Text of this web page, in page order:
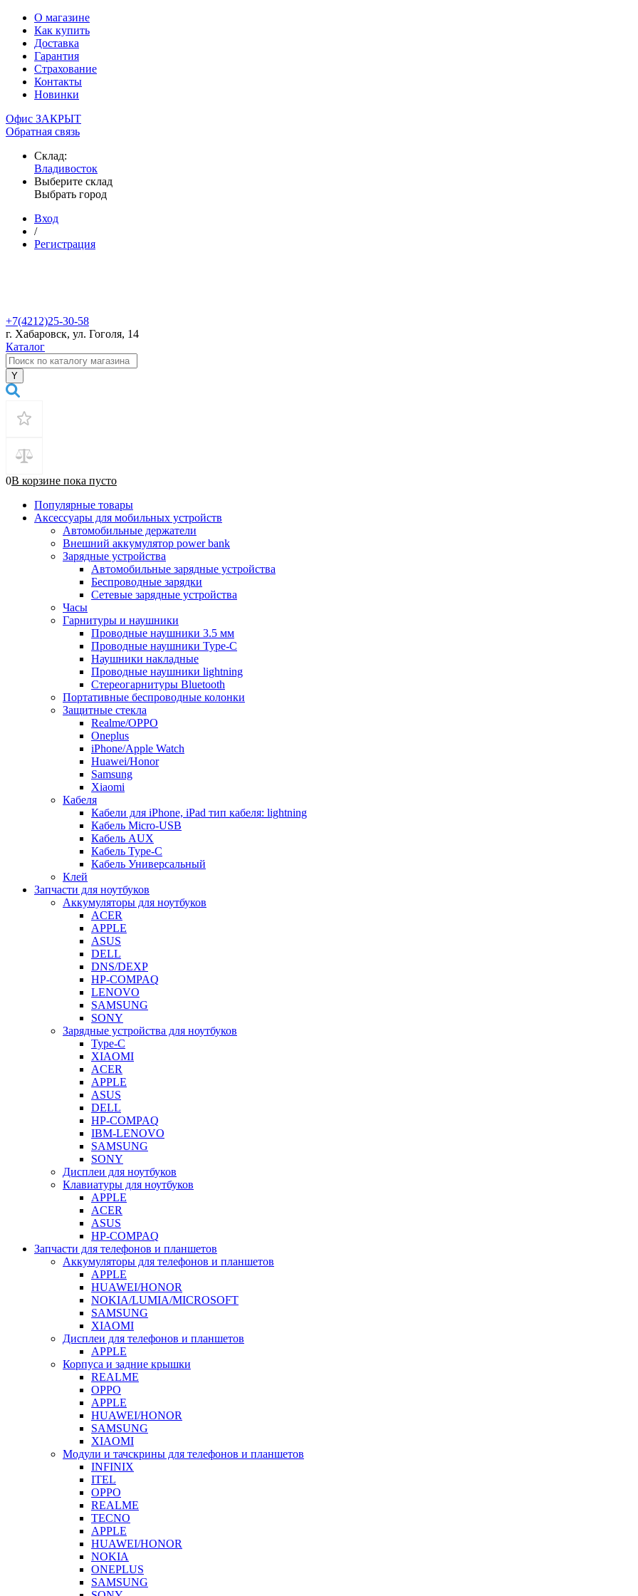
О магазине
Как купить
Доставка
Гарантия
Страхование
Контакты
Новинки
Офис ЗАКРЫТ
Обратная связь
Склад:
Владивосток
Выберите склад
Выбрать город
Вход
/
Регистрация
+7(4212)25-30-58
г. Хабаровск, ул. Гоголя, 14
Каталог
0В корзине пока пусто
Популярные товары
Аксессуары для мобильных устройств
Автомобильные держатели
Внешний аккумулятор power bank
Зарядные устройства
Автомобильные зарядные устройства
Беспроводные зарядки
Сетевые зарядные устройства
Часы
Гарнитуры и наушники
Проводные наушники 3.5 мм
Проводные наушники Type-C
Наушники накладные
Проводные наушники lightning
Стереогарнитуры Bluetooth
Портативные беспроводные колонки
Защитные стекла
Realme/OPPO
Oneplus
iPhone/Apple Watch
Huawei/Honor
Samsung
Xiaomi
Кабеля
Кабели для iPhone, iPad тип кабеля: lightning
Кабель Micro-USB
Кабель AUX
Кабель Type-C
Кабель Универсальный
Клей
Запчасти для ноутбуков
Аккумуляторы для ноутбуков
ACER
APPLE
ASUS
DELL
DNS/DEXP
HP-COMPAQ
LENOVO
SAMSUNG
SONY
Зарядные устройства для ноутбуков
Type-C
XIAOMI
ACER
APPLE
ASUS
DELL
HP-COMPAQ
IBM-LENOVO
SAMSUNG
SONY
Дисплеи для ноутбуков
Клавиатуры для ноутбуков
APPLE
ACER
ASUS
HP-COMPAQ
Запчасти для телефонов и планшетов
Аккумуляторы для телефонов и планшетов
APPLE
HUAWEI/HONOR
NOKIA/LUMIA/MICROSOFT
SAMSUNG
XIAOMI
Дисплеи для телефонов и планшетов
APPLE
Корпуса и задние крышки
REALME
OPPO
APPLE
HUAWEI/HONOR
SAMSUNG
XIAOMI
Модули и тачскрины для телефонов и планшетов
INFINIX
ITEL
OPPO
REALME
TECNO
APPLE
HUAWEI/HONOR
NOKIA
ONEPLUS
SAMSUNG